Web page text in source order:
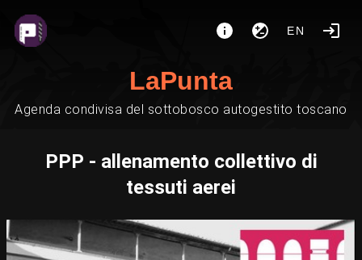
EN
LaPunta
Agenda condivisa del sottobosco autogestito toscano
PPP - allenamento collettivo di
tessuti aerei